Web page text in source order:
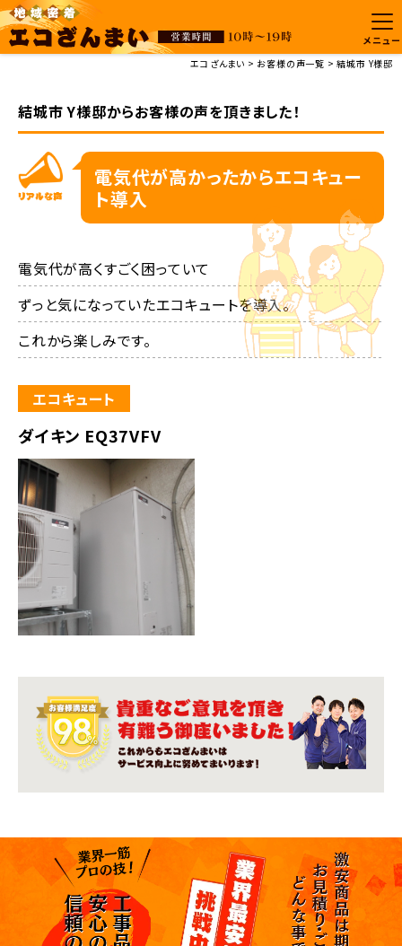
メニュー
エコざんまい
お客様の声一覧 結城市 Y様邸
結城市 Y様邸からお客様の声を頂きました！
電気代が高かったからエコキュー
ト導入
電気代が高くすごく困っていて
ずっと気になっていたエコキュートを導入。
これから楽しみです。
エコキュート
ダイキン EQ37VFV